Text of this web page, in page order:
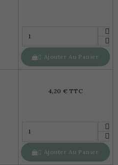
 Ajouter Au Panier
4,20 € TTC
 Ajouter Au Panier